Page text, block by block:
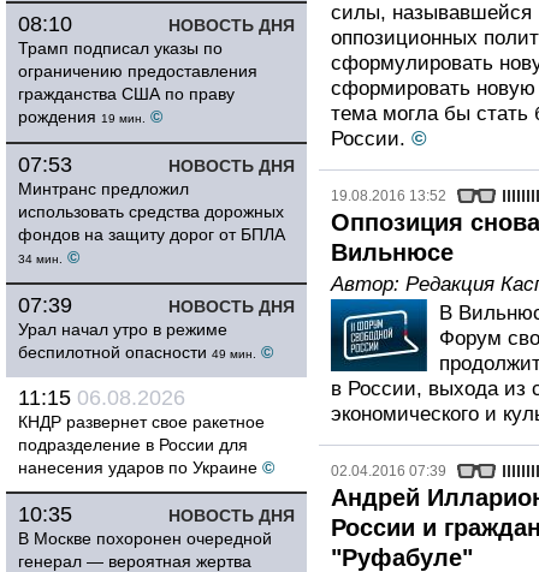
НОВОСТЬ ДНЯ
08:10
Трамп подписал указы по
ограничению предоставления
гражданства США по праву
рождения 19 мин. ©
НОВОСТЬ ДНЯ
07:53
Минтранс предложил
использовать средства дорожных
фондов на защиту дорог от БПЛА
34 мин. ©
НОВОСТЬ ДНЯ
07:39
Урал начал утро в режиме
беспилотной опасности 49 мин. ©
11:15 06.08.2026
КНДР развернет свое ракетное
подразделение в России для
нанесения ударов по Украине ©
НОВОСТЬ ДНЯ
10:35
В Москве похоронен очередной
генерал — вероятная жертва
силы, называвшейся
оппозиционных
сформулировать
сформировать новую
тема могла бы стать
России. ©
19.08.2016 13:52
Оппозиция
Вильнюсе
Автор: Редакция
В
Форум
в России, выхода из
экономического и
02.04.2016 07:39
Андрей
России и
"Руфабуле"